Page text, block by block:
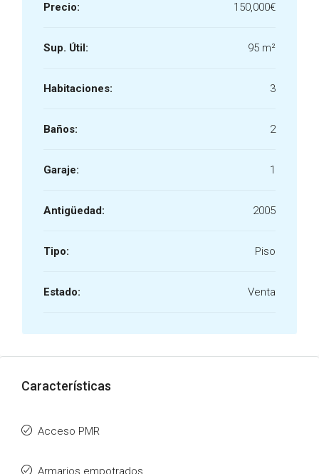
Precio: 150,000€
Sup. Útil: 95 m²
Habitaciones: 3
Baños: 2
Garaje: 1
Antigüedad: 2005
Tipo: Piso
Estado: Venta
Características
Acceso PMR
Armarios empotrados